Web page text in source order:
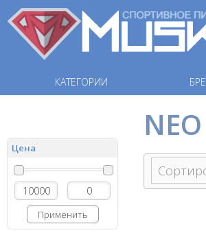
КАТЕГОРИИ
Цена
Применить
NEO